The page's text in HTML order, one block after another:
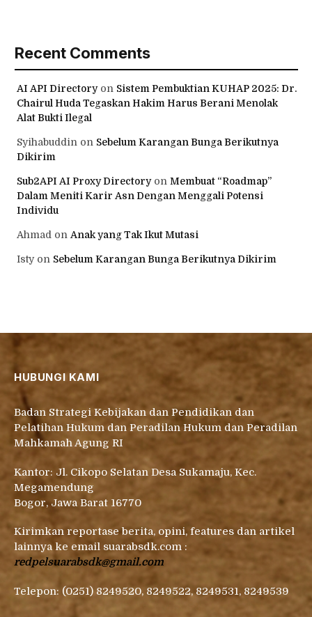
Recent Comments
AI API Directoryon Sistem Pembuktian KUHAP 2025: Dr.
Chairul Huda Tegaskan Hakim Harus Berani Menolak
Alat Bukti Ilegal
Syihabuddin on Sebelum Karangan Bunga Berikutnya
Dikirim
Sub2API AI Proxy Directoryon Membuat “Roadmap”
Dalam Meniti Karir Asn Dengan Menggali Potensi
Individu
Ahmad on Anak yang Tak Ikut Mutasi
Istyon Sebelum Karangan Bunga Berikutnya Dikirim
HUBUNGI KAMI
Badan Strategi Kebijakan dan Pendidikan dan
Pelatihan Hukum dan Peradilan Hukum dan Peradilan
Mahkamah Agung RI
Kantor: Jl. Cikopo Selatan Desa Sukamaju, Kec.
Megamendung
Bogor, Jawa Barat 16770
Kirimkan reportase berita, opini, features dan artikel
lainnya ke email suarabsdk.com :
redpelsuarabsdk@gmail.com
Telepon: (0251) 8249520, 8249522, 8249531, 8249539